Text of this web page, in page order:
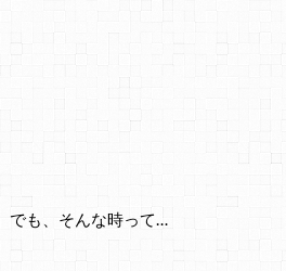
でも、そんな時って…